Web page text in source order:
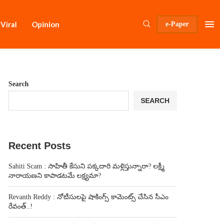
Viral Opinion e-Paper
Search
SEARCH
Recent Posts
Sahiti Scam : సాహితీ కేసుని పక్కదారి మళ్లిస్తున్నారా? లక్ష్మీ
నారాయణని కాపాడటమే లక్ష్యమా?
Revanth Reddy : నోటీసులపై షాకింగ్స్ కామెంట్స్ చేసిన సీఎం
రేవంత్..!